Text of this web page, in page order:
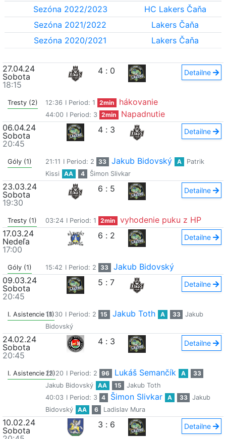
Sezóna 2022/2023
HC Lakers Čaňa
Sezóna 2021/2022
Lakers Čaňa
Sezóna 2020/2021
Lakers Čaňa
27.04.24
Sobota
18:15
4 : 0 Detailne
Tresty (2) 12:36 I Period: 1 2min hákovanie
44:00 I Period: 3 2min
Napadnutie
06.04.24
Sobota
20:45
4 : 3 Detailne
Góly (1) 21:11 I Period: 2 33 Jakub Bidovský A
Patrik
Kissi
AA 4 Šimon Slivkar
23.03.24
Sobota
19:30
6 : 5 Detailne
Tresty (1) 03:24 I Period: 1 2min
vyhodenie puku z HP
17.03.24
Nedeľa
17:00
6 : 2 Detailne
Góly (1) 15:42 I Period: 2 33
Jakub Bidovský
09.03.24
Sobota
20:45
5 : 7 Detailne
I. Asistencie (1)18:30 I Period: 2 15 Jakub Toth A 33
Jakub
Bidovský
24.02.24
Sobota
20:45
4 : 3 Detailne
I. Asistencie (2)25:20 I Period: 2 96 Lukáš Semančík A
33
Jakub Bidovský
AA 15
Jakub Toth
40:03 I Period: 3 4 Šimon Slivkar A 33
Jakub
Bidovský
AA 6 Ladislav Mura
10.02.24
Sobota
3 : 6 Detailne